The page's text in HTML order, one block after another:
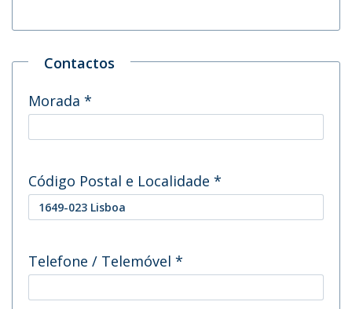
Contactos
Morada *
Código Postal e Localidade *
Telefone / Telemóvel *